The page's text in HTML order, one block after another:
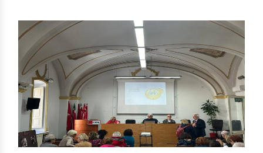
regionali e provinciali, del partito. […]